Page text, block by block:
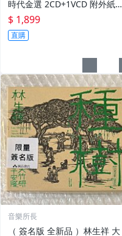
時代金選 2CD+1VCD 附外紙盒
2003早期版 台版華納 完美無
瑕 售1899元..
$ 1,899
直購
音樂所長
（ 簽名版 全新品 ）林生祥 大